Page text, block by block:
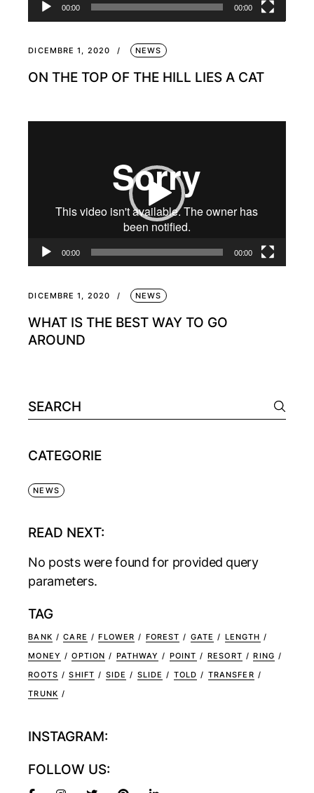
00:00 00:00
DICEMBRE 1, 2020 NEWS
ON THE TOP OF THE HILL LIES A CAT
00:00 00:00
DICEMBRE 1, 2020 NEWS
WHAT IS THE BEST WAY TO GO
AROUND
CATEGORIE
NEWS
READ NEXT:
No posts were found for provided query
parameters.
TAG
BANK CARE FLOWER FOREST GATE
LENGTH
MONEY
OPTION PATHWAY POINT RESORT
RING
ROOTS
SHIFT SIDE SLIDE TOLD
TRANSFER
TRUNK
INSTAGRAM:
FOLLOW US: